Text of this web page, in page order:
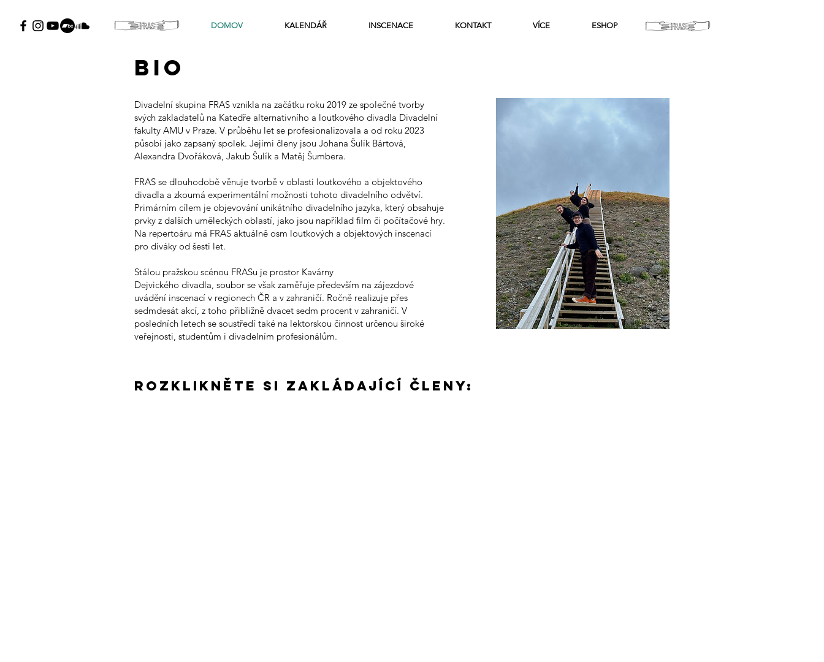
DOMOV KALENDÁŘ INSCENACE KONTAKT VÍCE ESHOP
Bio
Divadelní skupina FRAS vznikla na začátku roku 2019 ze společné tvorby
svých zakladatelů na Katedře alternativního a loutkového divadla Divadelní
fakulty AMU v Praze. V průběhu let se profesionalizovala a od roku 2023
působí jako zapsaný spolek. Jejími členy jsou Johana Šulík Bártová,
Alexandra Dvořáková, Jakub Šulík a Matěj Šumbera.
FRAS se dlouhodobě věnuje tvorbě v oblasti loutkového a objektového
divadla a zkoumá experimentální možnosti tohoto divadelního odvětví.
Primárním cílem je objevování unikátního divadelního jazyka, který obsahuje
prvky z dalších uměleckých oblastí, jako jsou například film či počítačové hry.
Na repertoáru má FRAS aktuálně osm loutkových a objektových inscenací
pro diváky od šesti let.
Stálou pražskou scénou FRASu je prostor Kavárny
Dejvického divadla, soubor se však zaměřuje především na zájezdové
uvádění inscenací v regionech ČR a v zahraničí. Ročně realizuje přes
sedmdesát akcí, z toho přibližně dvacet sedm procent v zahraničí. V
posledních letech se soustředí také na lektorskou činnost určenou široké
veřejnosti, studentům i divadelním profesionálům.
rozklikněte si zakládající členy: